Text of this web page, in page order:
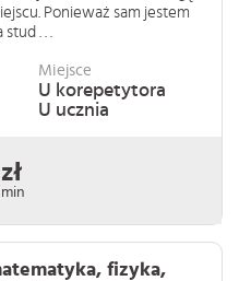
Ponieważ sam jestem
. . .
Miejsce
U korepetytora
U ucznia
fizyka,